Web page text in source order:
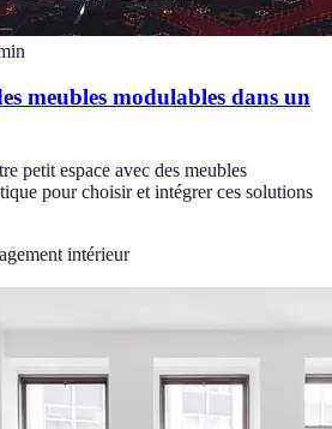
meubles modulables dans un
petit espace avec des meubles
pour choisir et intégrer ces solutions
intérieur